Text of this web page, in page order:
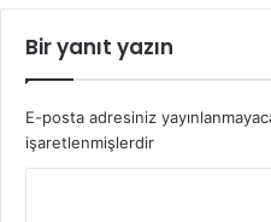
Bir yanıt yazın
E-posta adresiniz
işaretlenmişlerdir